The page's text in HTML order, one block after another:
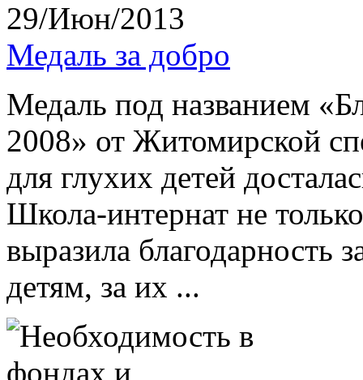
29/Июн/2013
Медаль за добро
Медаль под названием
2008» от Житомирской
для глухих детей
Школа-интернат не
выразила
детям, за их ...